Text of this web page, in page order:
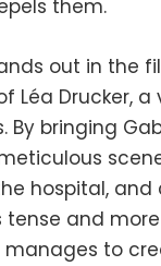
them.
out in the
Léa Drucker, a
By bringing
hospital,
tense and
manages to